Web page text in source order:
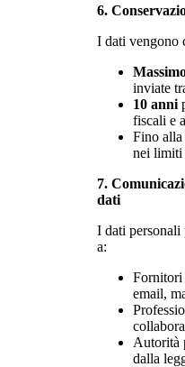
6.
I dati vengono
inviate
10 anni
fiscali e
Fino alla
nei limiti
7.
dati
I dati personali
a:
Fornitori
email,
Autorità
dalla